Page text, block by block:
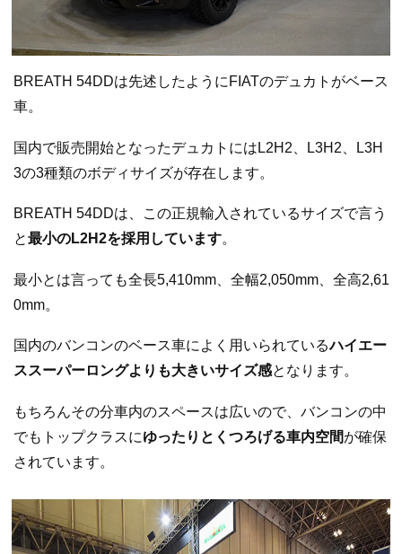
BREATH 54DDは先述したようにFIATのデュカトがベース
車。
国内で販売開始となったデュカトにはL2H2、L3H2、L3H
3の3種類のボディサイズが存在します。
BREATH 54DDは、この正規輸入されているサイズで言う
と最小のL2H2を採用しています。
最小とは言っても全長5,410mm、全幅2,050mm、全高2,61
0mm。
国内のバンコンのベース車によく用いられているハイエー
ススーパーロングよりも大きいサイズ感となります。
もちろんその分車内のスペースは広いので、バンコンの中
でもトップクラスにゆったりとくつろげる車内空間が確保
されています。